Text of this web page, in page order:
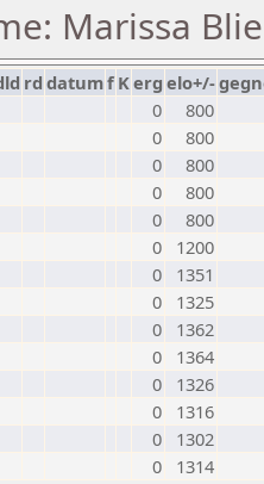
Marissa
rd datumf Kerg elo+/-
0
800
0
800
0
800
0
800
0
800
0
1200
0
1351
0
1325
0
1362
0
1364
0
1326
0
1316
0
1302
0 1314